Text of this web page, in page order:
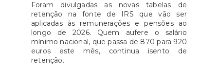
Foram divulgadas as novas tabelas de
retenção na fonte de IRS que vão ser
aplicadas às remunerações e pensões ao
longo de 2026. Quem aufere o salário
mínimo nacional, que passa de 870 para 920
euros este mês, continua isento de
retenção.